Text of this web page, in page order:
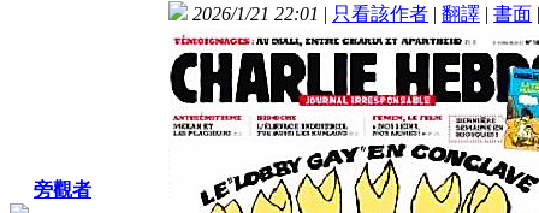
旁觀者
2026/1/21 22:01 | 只看該作者 | 翻譯 | 書面